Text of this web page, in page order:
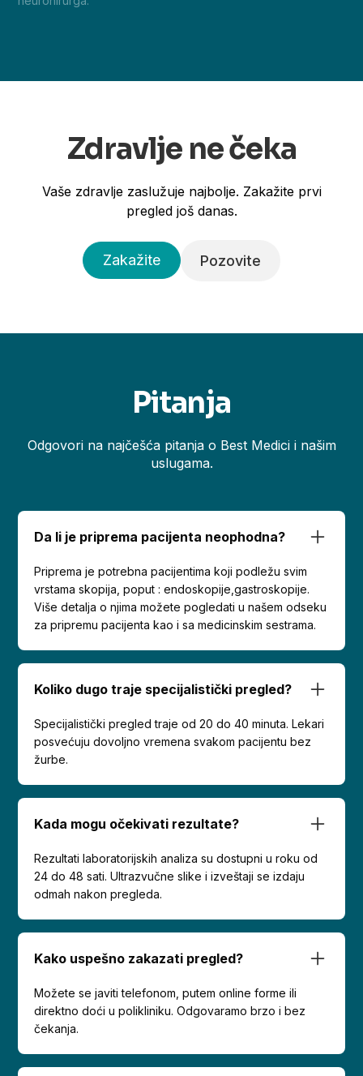
Zdravlje ne čeka
Vaše zdravlje zaslužuje najbolje. Zakažite prvi
pregled još danas.
Zakažite Pozovite
Pitanja
Odgovori na najčešća pitanja o Best Medici i našim
uslugama.
Da li je priprema pacijenta neophodna?
Priprema je potrebna pacijentima koji podležu svim
vrstama skopija, poput : endoskopije,gastroskopije.
Više detalja o njima možete pogledati u našem odseku
za pripremu pacijenta kao i sa medicinskim sestrama.
Koliko dugo traje specijalistički pregled?
Specijalistički pregled traje od 20 do 40 minuta. Lekari
posvećuju dovoljno vremena svakom pacijentu bez
žurbe.
Kada mogu očekivati rezultate?
Rezultati laboratorijskih analiza su dostupni u roku od
24 do 48 sati. Ultrazvučne slike i izveštaji se izdaju
odmah nakon pregleda.
Kako uspešno zakazati pregled?
Možete se javiti telefonom, putem online forme ili
direktno doći u polikliniku. Odgovaramo brzo i bez
čekanja.